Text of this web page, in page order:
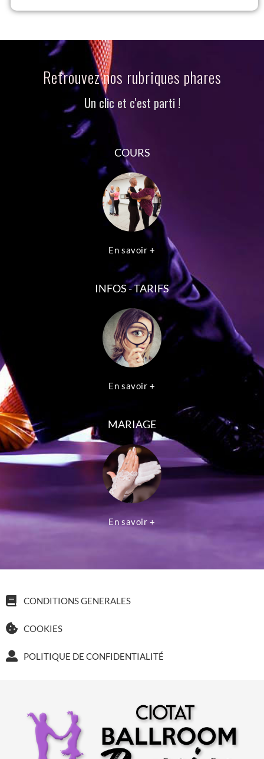
Retrouvez nos rubriques phares
Un clic et c'est parti !
COURS
En savoir +
INFOS - TARIFS
En savoir +
MARIAGE
En savoir +
CONDITIONS GENERALES
COOKIES
POLITIQUE DE CONFIDENTIALITÉ